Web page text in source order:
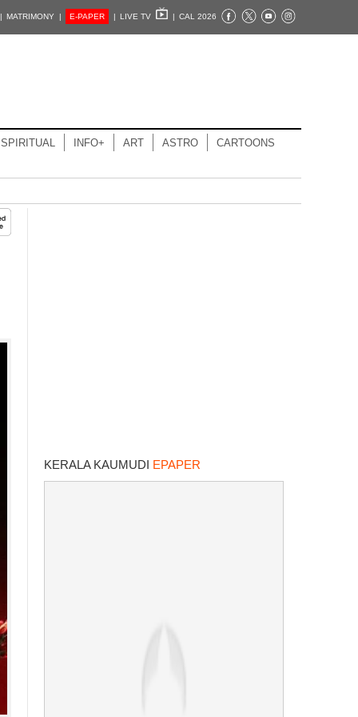
MATRIMONY | E-PAPER | LIVE TV | CAL 2026
SPIRITUAL INFO+ ART ASTRO CARTOONS
KERALA KAUMUDI EPAPER